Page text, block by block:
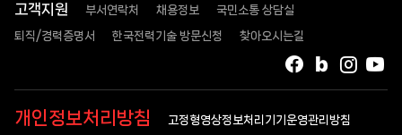
고객지원 부서연락처 채용정보 국민소통 상담실
퇴직/경력증명서 한국전력기술 방문신청 찾아오시는길
인스
블로그
페이스북
개인정보처리방침 고정형영상정보처리기기운영관리방침